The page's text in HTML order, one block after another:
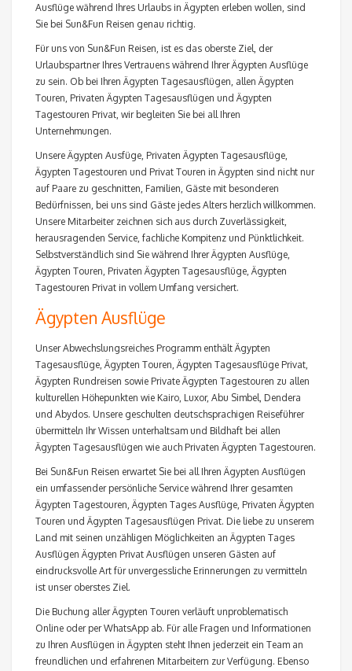
Ausflüge während Ihres Urlaubs in Ägypten erleben wollen, sind
Sie bei Sun&Fun Reisen genau richtig.
Für uns von Sun&Fun Reisen, ist es das oberste Ziel, der
Urlaubspartner Ihres Vertrauens während Ihrer Ägypten Ausflüge
zu sein. Ob bei Ihren Ägypten Tagesausflügen, allen Ägypten
Touren, Privaten Ägypten Tagesausflügen und Ägypten
Tagestouren Privat, wir begleiten Sie bei all Ihren
Unternehmungen.
Unsere Ägypten Ausfüge, Privaten Ägypten Tagesausflüge,
Ägypten Tagestouren und Privat Touren in Ägypten sind nicht nur
auf Paare zu geschnitten, Familien, Gäste mit besonderen
Bedürfnissen, bei uns sind Gäste jedes Alters herzlich willkommen.
Unsere Mitarbeiter zeichnen sich aus durch Zuverlässigkeit,
herausragenden Service, fachliche Kompitenz und Pünktlichkeit.
Selbstverständlich sind Sie während Ihrer Ägypten Ausflüge,
Ägypten Touren, Privaten Ägypten Tagesausflüge, Ägypten
Tagestouren Privat in vollem Umfang versichert.
Ägypten Ausflüge
Unser Abwechslungsreiches Programm enthält Ägypten
Tagesausflüge, Ägypten Touren, Ägypten Tagesausflüge Privat,
Ägypten Rundreisen sowie Private Ägypten Tagestouren zu allen
kulturellen Höhepunkten wie Kairo, Luxor, Abu Simbel, Dendera
und Abydos. Unsere geschulten deutschsprachigen Reiseführer
übermitteln Ihr Wissen unterhaltsam und Bildhaft bei allen
Ägypten Tagesausflügen wie auch Privaten Ägypten Tagestouren.
Bei Sun&Fun Reisen erwartet Sie bei all Ihren Ägypten Ausflügen
ein umfassender persönliche Service während Ihrer gesamten
Ägypten Tagestouren, Ägypten Tages Ausflüge, Privaten Ägypten
Touren und Ägypten Tagesausflügen Privat. Die liebe zu unserem
Land mit seinen unzähligen Möglichkeiten an Ägypten Tages
Ausflügen Ägypten Privat Ausflügen unseren Gästen auf
eindrucksvolle Art für unvergessliche Erinnerungen zu vermitteln
ist unser oberstes Ziel.
Die Buchung aller Ägypten Touren verläuft unproblematisch
Online oder per WhatsApp ab. Für alle Fragen und Informationen
zu Ihren Ausflügen in Ägypten steht Ihnen jederzeit ein Team an
freundlichen und erfahrenen Mitarbeitern zur Verfügung. Ebenso